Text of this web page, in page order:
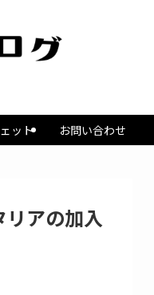
ット お問い合わせ
リアの加入